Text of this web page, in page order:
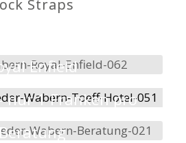
Straps
Enfield
nur 1 Franken pro
Nacht